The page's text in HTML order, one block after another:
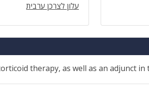
עלון לצרכן ערבית
therapy, as well as an adjunct